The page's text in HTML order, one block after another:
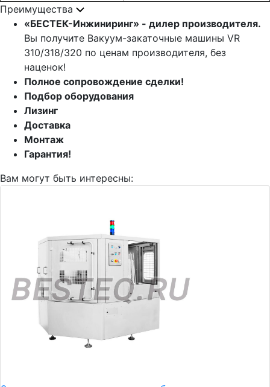
Преимущества
«БЕСТЕК-Инжиниринг» - дилер производителя.
Вы получите Вакуум-закаточные машины VR
310/318/320 по ценам производителя, без
наценок!
Полное сопровождение сделки!
Подбор оборудования
Лизинг
Доставка
Монтаж
Гарантия!
Вам могут быть интересны: